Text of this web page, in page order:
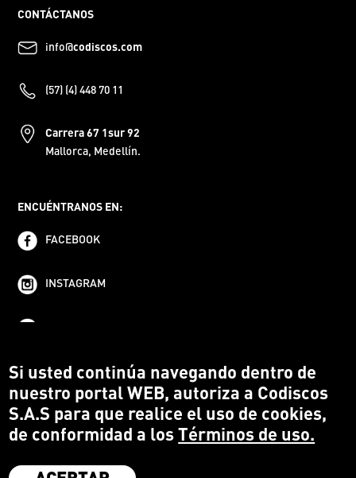
CONTÁCTANOS
info@codiscos.com
(57) (4) 448 70 11
Carrera 67 1sur 92
Mallorca, Medellín.
ENCUÉNTRANOS EN:
FACEBOOK
INSTAGRAM
Si usted continúa navegando dentro de
nuestro portal WEB, autoriza a Codiscos
S.A.S para que realice el uso de cookies,
de conformidad a losTérminos de uso.